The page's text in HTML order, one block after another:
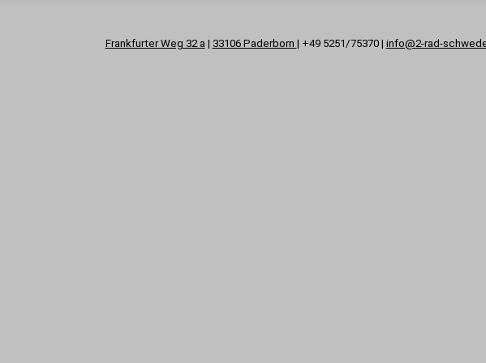
Frankfurter Weg 32 a | 33106 Paderborn | +49 5251/75370 | info@2-rad-